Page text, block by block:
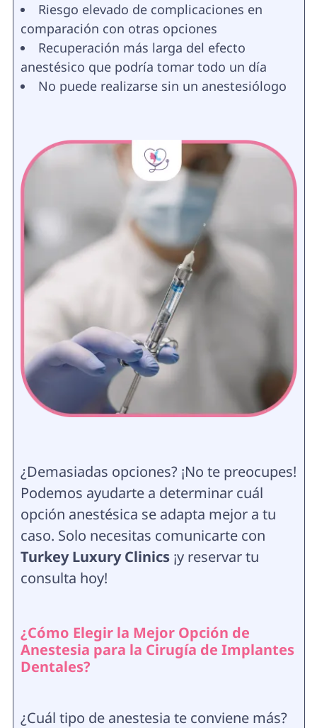
Riesgo elevado de complicaciones en
comparación con otras opciones
Recuperación más larga del efecto
anestésico que podría tomar todo un día
No puede realizarse sin un anestesiólogo
¿Demasiadas opciones? ¡No te preocupes!
Podemos ayudarte a determinar cuál
opción anestésica se adapta mejor a tu
caso. Solo necesitas comunicarte con
Turkey Luxury Clinics¡y reservar tu
consulta hoy!
¿Cómo Elegir la Mejor Opción de
Anestesia para la Cirugía de Implantes
Dentales?
¿Cuál tipo de anestesia te conviene más?